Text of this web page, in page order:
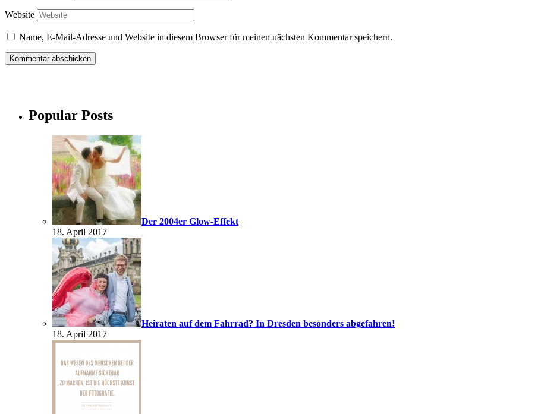
Website
Name, E-Mail-Adresse und Website in diesem Browser für meinen nächsten Kommentar speichern.
Popular Posts
Der 2004er Glow-Effekt
18. April 2017
Heiraten auf dem Fahrrad? In Dresden besonders abgefahren!
18. April 2017